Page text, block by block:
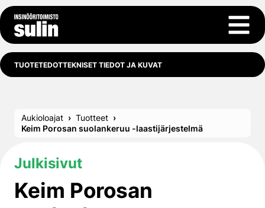
Siirry sisältöön
Avaa
TUOTETEDOTTEKNISET TIEDOT JA KUVAT
Aukioloajat
Tuotteet
Keim Porosan suolankeruu -laastijärjestelmä
Julkisivut
Keim Porosan